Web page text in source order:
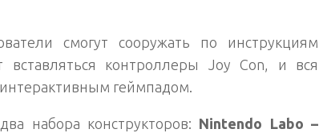
смогут сооружать по инструкциям
контроллеры Joy Con, и вся
геймпадом.
набора конструкторов: Nintendo Labo –